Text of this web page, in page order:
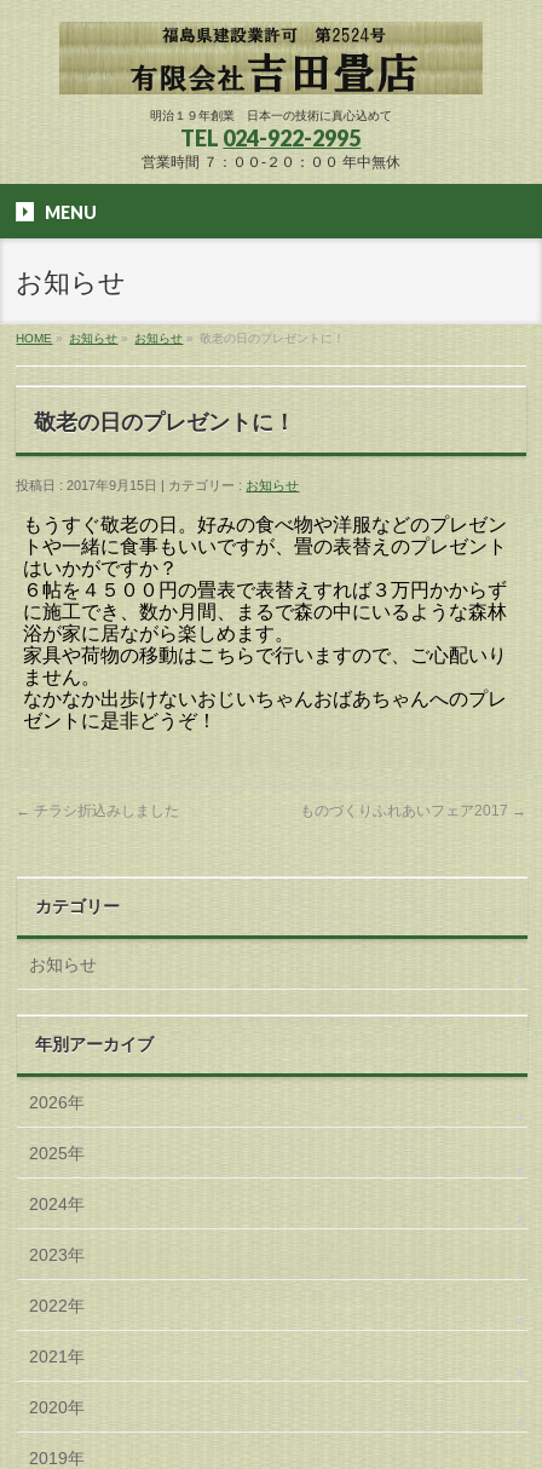
明治１９年創業 日本一の技術に真心込めて
TEL 024-922-2995
営業時間 ７：００-２０：００ 年中無休
MENU
お知らせ
HOME » お知らせ » お知らせ » 敬老の日のプレゼントに！
敬老の日のプレゼントに！
投稿日 : 2017年9月15日 | カテゴリー : お知らせ
もうすぐ敬老の日。好みの食べ物や洋服などのプレゼン
トや一緒に食事もいいですが、畳の表替えのプレゼント
はいかがですか？
６帖を４５００円の畳表で表替えすれば３万円かからず
に施工でき、数か月間、まるで森の中にいるような森林
浴が家に居ながら楽しめます。
家具や荷物の移動はこちらで行いますので、ご心配いり
ません。
なかなか出歩けないおじいちゃんおばあちゃんへのプレ
ゼントに是非どうぞ！
← チラシ折込みしました ものづくりふれあいフェア2017 →
カテゴリー
お知らせ
年別アーカイブ
2026年
2025年
2024年
2023年
2022年
2021年
2020年
2019年